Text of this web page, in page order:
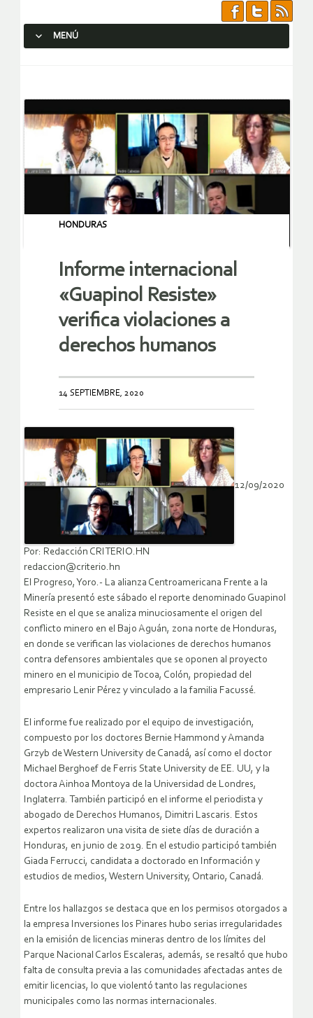
MENÚ
HONDURAS
Informe internacional
«Guapinol Resiste»
verifica violaciones a
derechos humanos
14 SEPTIEMBRE, 2020
12/09/2020
Por: Redacción CRITERIO.HN
redaccion@criterio.hn
El Progreso, Yoro.- La alianza Centroamericana Frente a la
Minería presentó este sábado el reporte denominado Guapinol
Resiste en el que se analiza minuciosamente el origen del
conflicto minero en el Bajo Aguán, zona norte de Honduras,
en donde se verifican las violaciones de derechos humanos
contra defensores ambientales que se oponen al proyecto
minero en el municipio de Tocoa, Colón, propiedad del
empresario Lenir Pérez y vinculado a la familia Facussé.
El informe fue realizado por el equipo de investigación,
compuesto por los doctores Bernie Hammond y Amanda
Grzyb de Western University de Canadá, así como el doctor
Michael Berghoef de Ferris State University de EE. UU, y la
doctora Ainhoa Montoya de la Universidad de Londres,
Inglaterra. También participó en el informe el periodista y
abogado de Derechos Humanos, Dimitri Lascaris. Estos
expertos realizaron una visita de siete días de duración a
Honduras, en junio de 2019. En el estudio participó también
Giada Ferrucci, candidata a doctorado en Información y
estudios de medios, Western University, Ontario, Canadá.
Entre los hallazgos se destaca que en los permisos otorgados a
la empresa Inversiones los Pinares hubo serias irregularidades
en la emisión de licencias mineras dentro de los límites del
Parque Nacional Carlos Escaleras, además, se resaltó que hubo
falta de consulta previa a las comunidades afectadas antes de
emitir licencias, lo que violentó tanto las regulaciones
municipales como las normas internacionales.